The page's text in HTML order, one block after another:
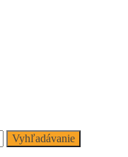
Vyhľadávanie
Vyhľadávanie